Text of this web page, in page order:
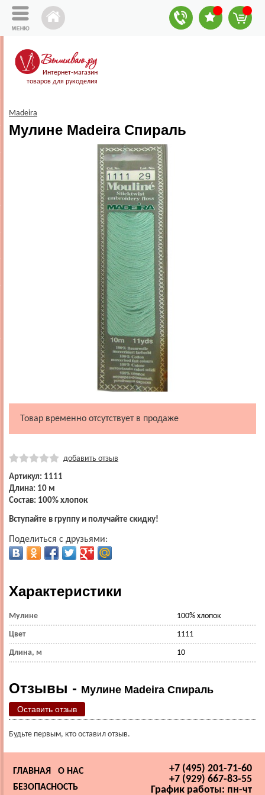
Интернет-магазин
товаров для рукоделия
Madeira
Мулине Madeira Спираль
Товар временно отсутствует в продаже
добавить отзыв
Артикул: 1111
Длина: 10 м
Состав: 100% хлопок
Вступайте в группу и получайте скидку!
Поделиться с друзьями:
Характеристики
Мулине 100% хлопок
Цвет 1111
Длина, м 10
Отзывы - Мулине Madeira Спираль
Оставить отзыв
Будьте первым, кто оставил отзыв.
+7 (495) 201-71-60
+7 (929) 667-83-55
График работы: пн-чт
ГЛАВНАЯ
О НАС
БЕЗОПАСНОСТЬ